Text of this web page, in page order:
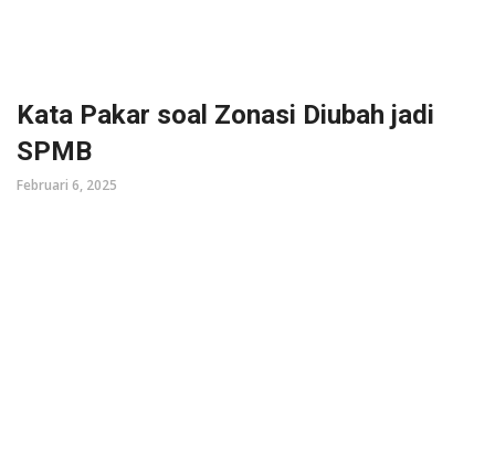
Kata Pakar soal Zonasi Diubah jadi
SPMB
Februari 6, 2025